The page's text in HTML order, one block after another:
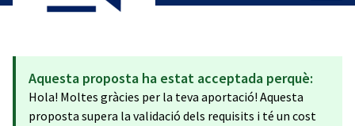
Aquesta proposta ha estat acceptada perquè:
Hola! Moltes gràcies per la teva aportació! Aquesta
proposta supera la validació dels requisits i té un cost